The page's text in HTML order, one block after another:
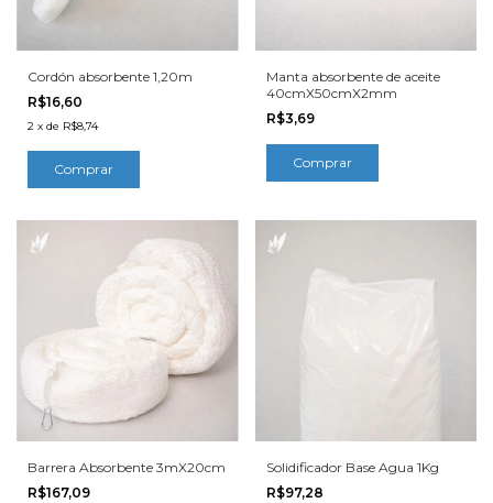
Cordón absorbente 1,20m
R$16,60
2 x de R$8,74
Manta absorbente de aceite
40cmX50cmX2mm
R$3,69
Barrera Absorbente 3mX20cm
R$167,09
Solidificador Base Agua 1Kg
R$97,28